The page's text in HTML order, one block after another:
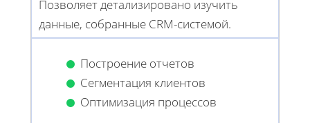
Позволяет детализировано изучить
данные, собранные CRM-системой.
Построение отчетов
Сегментация клиентов
Оптимизация процессов